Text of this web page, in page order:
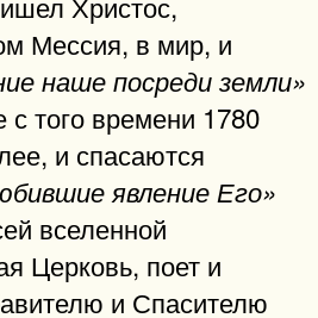
Мессия, в мир, и
наше посреди земли»
того времени 1780
и спасаются
явление Его»
вселенной
Церковь, поет и
и Спасителю